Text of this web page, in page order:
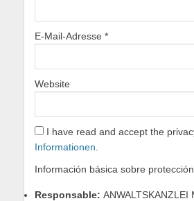
E-Mail-Adresse *
Website
I have read and accept the
Informationen
Información básica sobre
Responsable: ANWALTSKANZLEI